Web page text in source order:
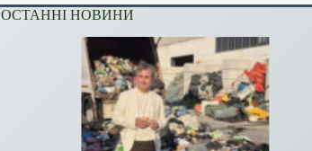
ОСТАННІ НОВИНИ